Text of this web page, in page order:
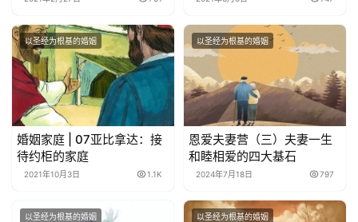
以圣经为根基的婚姻
婚姻家庭 | 07亚比拿达：接
待约柜的家庭
2021年10月3日 1.1K
以圣经为根基的婚姻
恩爱夫妻营（三）夫妻一生
和睦相爱的四大基石
2024年7月18日 797
以圣经为根基的婚姻 以圣经为根基的婚姻